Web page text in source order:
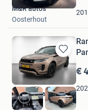
Favorieten
M&R auto's
Oosterhout
Bewaren
in
Mijn
Favorieten
€
Vroklage Auto’s
Harfsen